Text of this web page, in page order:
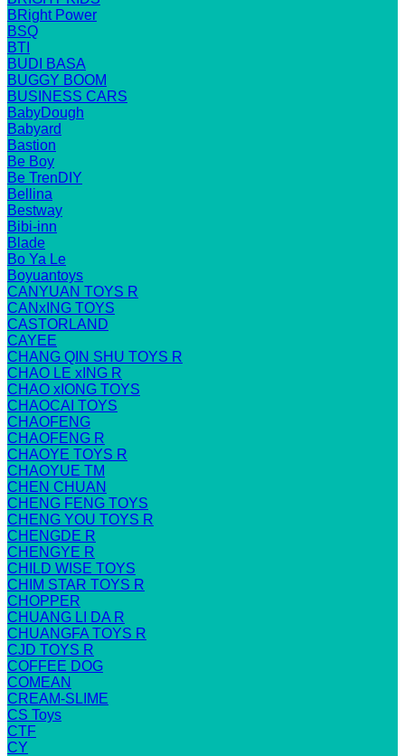
BRight Power
BSQ
BTI
BUDI BASA
BUGGY BOOM
BUSINESS CARS
BabyDough
Babyard
Bastion
Be Boy
Be TrenDIY
Bellina
Bestway
Bibi-inn
Blade
Bo Ya Le
Boyuantoys
CANYUAN TOYS R
CANxING TOYS
CASTORLAND
CAYEE
CHANG QIN SHU TOYS R
CHAO LE xING R
CHAO xIONG TOYS
CHAOCAI TOYS
CHAOFENG
CHAOFENG R
CHAOYE TOYS R
CHAOYUE TM
CHEN CHUAN
CHENG FENG TOYS
CHENG YOU TOYS R
CHENGDE R
CHENGYE R
CHILD WISE TOYS
CHIM STAR TOYS R
CHOPPER
CHUANG LI DA R
CHUANGFA TOYS R
CJD TOYS R
COFFEE DOG
COMEAN
CREAM-SLIME
CS Toys
CTF
CY